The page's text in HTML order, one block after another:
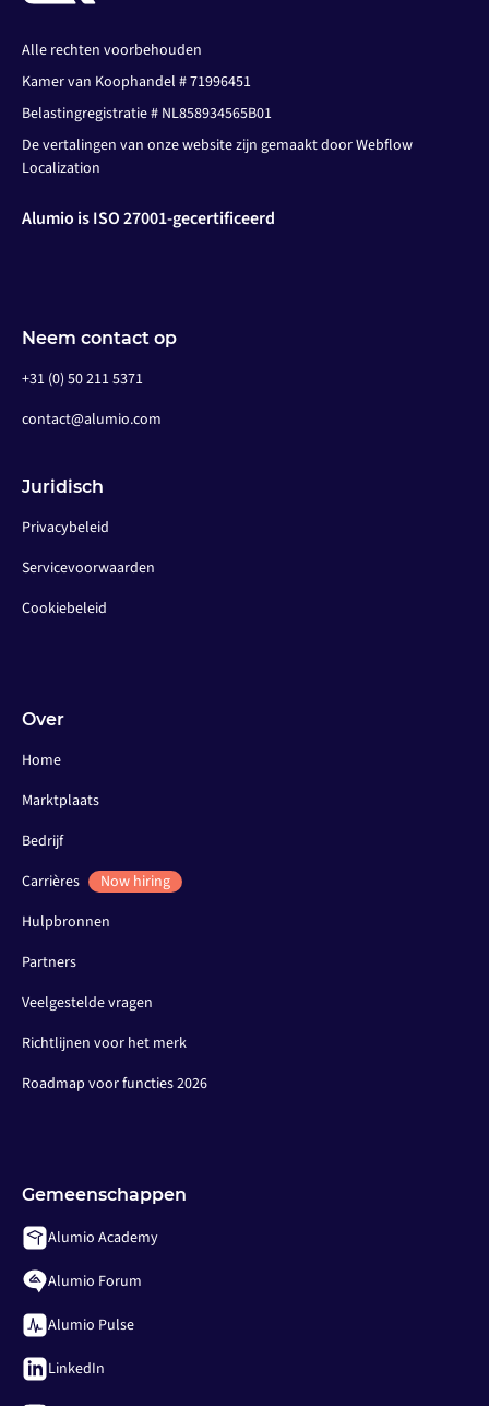
Alle rechten voorbehouden
Kamer van Koophandel # 71996451
Belastingregistratie # NL858934565B01
De vertalingen van onze website zijn gemaakt door Webflow
Localization
Alumio is ISO 27001-gecertificeerd
Neem contact op
+31 (0) 50 211 5371
contact@alumio.com
Juridisch
Privacybeleid
Servicevoorwaarden
Cookiebeleid
Over
Home
Marktplaats
Bedrijf
Carrières
Now hiring
Hulpbronnen
Partners
Veelgestelde vragen
Richtlijnen voor het merk
Roadmap voor functies 2026
Gemeenschappen
Alumio Academy
Alumio Forum
Alumio Pulse
LinkedIn